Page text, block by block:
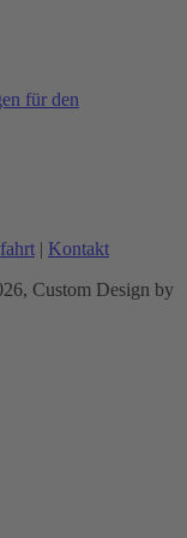
für den
| Kontakt
Custom Design by